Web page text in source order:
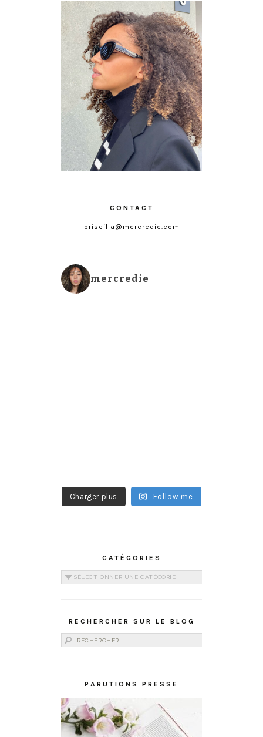
CONTACT
priscilla@mercredie.com
mercredie
Charger plus Follow me
CATÉGORIES
Catégories
RECHERCHER SUR LE BLOG
Rechercher :
PARUTIONS PRESSE